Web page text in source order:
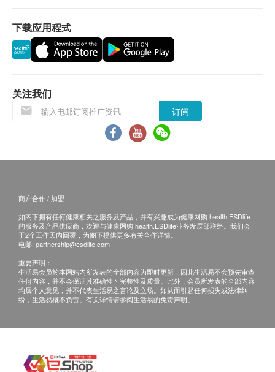
HPU 5504 矽藻瓷
滤芯
送货费用：
订購道爾頓(香港)有限公司 產品满
货。由顺丰速递送货上门 (工商或住宅地址均可，
顺丰站点:
智能柜:请按
订单金额不足 HK$500 顾客需支付运费 HK$50。
送货时间为上午 9 时至下午 6 时。
送货服务有可能因天气、交通、地区或其他因素而
暂停或延期，送货时间将会另作安排。
如商品已到达收货地址而没有人签收，道尔顿(香
港)有限公司可再次安排送货服务，但顾客必须以
到付式支付再送货之费用。
如5个工作天后道尔顿(香港)有限公司仍未能联络
地区附加费用后，安排余额退款。
认。倘若道尔顿(香港)有限公司 未能提供阁下订单
A: 使用Doulton 滤水器，水中的健康矿物质含量会增
加，从而导致水中的总溶解固体会略有增加。
A: 使用道尔顿滤水器，水中的健康矿物质含量会增
加，从而导致水的PH 值略有增加。
Q: 我怎么知道什么时候更换过滤器？
A: 平均而言，一个四人家庭每天大约使用8 升水来煮
计过滤器的寿命‧
Q: 所有道尔顿塑料都不含BPA 吗？
A: 是的，所有Doulton 和British Berkefeld 塑料都是不
含BPA 的食品级聚丙烯。
我们还会提供不锈钢系统，迎合希望避免使用塑料的
人。
A: 不，您不需要更换过滤器外壳，您只需更换塑料外
下载应用程式
关注我们
订阅
商户合作 / 加盟
如阁下拥有任何健康相关之服务及产品，并有兴趣成为健康网购 health.ESDlife
的服务及产品供应商，欢迎与健康网购 health.ESDlife业务发展部联络。我们会
于2个工作天内回覆，为阁下提供更多有关合作详情。
电邮: partnership@esdlife.com
重要声明：
生活易会员於本网站内所发表的全部内容为即时更新，因此生活易不会预先审查
任何内容，并不会保证其准确性丶完整性及质量。此外，会员所发表的全部内容
均属个人意见，并不代表生活易之言论及立场。如从而引起任何损失或法律纠
纷，生活易概不负责。有关详情请参阅生活易的免责声明。